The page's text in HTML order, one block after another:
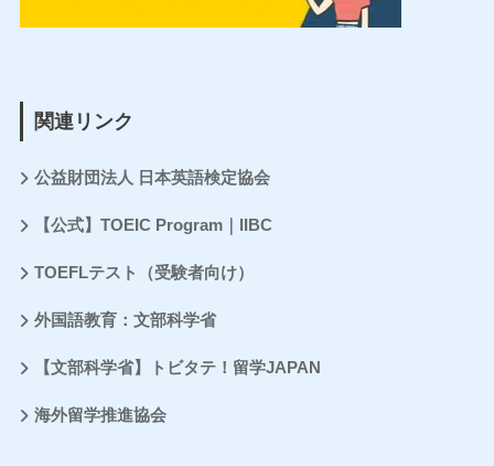
関連リンク
公益財団法人 日本英語検定協会
【公式】TOEIC Program｜IIBC
TOEFLテスト（受験者向け）
外国語教育：文部科学省
【文部科学省】トビタテ！留学JAPAN
海外留学推進協会